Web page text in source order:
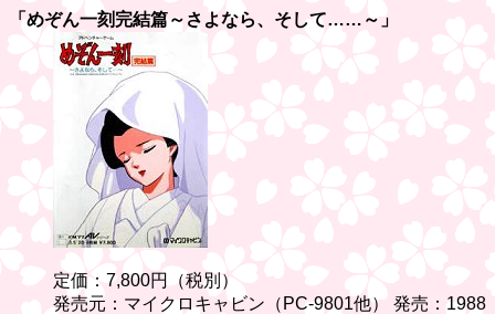
「めぞん一刻完結篇～さよなら、そして……～」
定価：7,800円（税別）
発売元：マイクロキャビン（PC-9801他） 発売：1988